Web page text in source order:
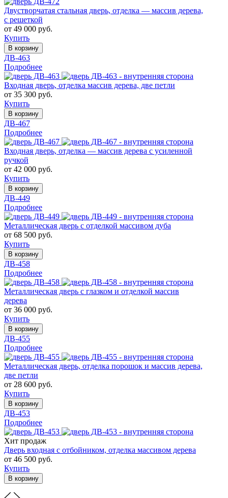
Двустворчатая стальная дверь, отделка — массив дерева,
с решеткой
от 49 000 руб.
Купить
В корзину
ДВ-463
Подробнее
Входная дверь, отделка массив дерева, две петли
от 35 300 руб.
Купить
В корзину
ДВ-467
Подробнее
Входная дверь, отделка — массив дерева с усиленной
ручкой
от 42 000 руб.
Купить
В корзину
ДВ-449
Подробнее
Металлическая дверь с отделкой массивом дуба
от 68 500 руб.
Купить
В корзину
ДВ-458
Подробнее
Металлическая дверь с глазком и отделкой массив
дерева
от 36 000 руб.
Купить
В корзину
ДВ-455
Подробнее
Металлическая дверь, отделка порошок и массив дерева,
две петли
от 28 600 руб.
Купить
В корзину
ДВ-453
Подробнее
Хит продаж
Дверь входная с отбойником, отделка массивом дерева
от 46 500 руб.
Купить
В корзину